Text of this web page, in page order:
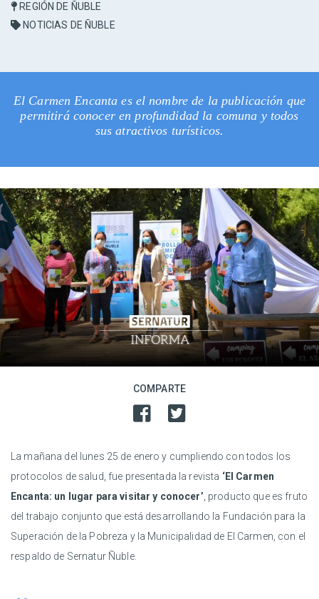
REGIÓN DE ÑUBLE
NOTICIAS DE ÑUBLE
El Carmen Encanta es el nombre de la publicación que
permitirá conocer en profundidad la comuna y todos
sus atractivos turísticos.
COMPARTE
La mañana del lunes 25 de enero y cumpliendo con todos los
protocolos de salud, fue presentada la revista ‘El Carmen
Encanta: un lugar para visitar y conocer’ , producto que es fruto
del trabajo conjunto que está desarrollando la Fundación para la
Superación de la Pobreza y la Municipalidad de El Carmen, con el
respaldo de Sernatur Ñuble.